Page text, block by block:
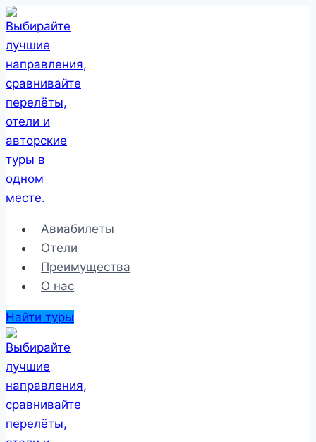
Перейти
к
содержимому
Авиабилеты
Отели
Преимущества
О нас
Найти туры